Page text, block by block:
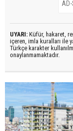
UYARI: Küfür, hakaret,
içeren, imla kuralları ile
Türkçe karakter
onaylanmamaktadır.